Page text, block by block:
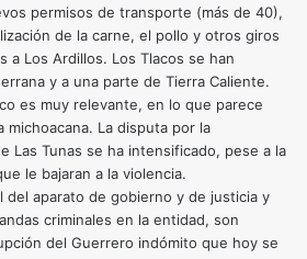
permisos de transporte (más de 40),
de la carne, el pollo y otros giros
a Los Ardillos. Los Tlacos se han
y a una parte de Tierra Caliente.
es muy relevante, en lo que parece
michoacana. La disputa por la
Las Tunas se ha intensificado, pese a la
le bajaran a la violencia.
del aparato de gobierno y de justicia y
criminales en la entidad, son
del Guerrero indómito que hoy se